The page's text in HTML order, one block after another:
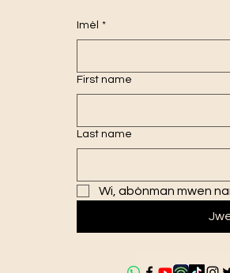
Imèl *
First name
Last name
Wi, abònman mwen